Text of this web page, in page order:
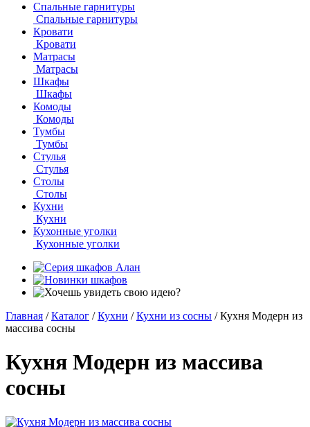
Спальные гарнитуры
Спальные гарнитуры
Кровати
Кровати
Матрасы
Матрасы
Шкафы
Шкафы
Комоды
Комоды
Тумбы
Тумбы
Стулья
Стулья
Столы
Столы
Кухни
Кухни
Кухонные уголки
Кухонные уголки
Главная / Каталог / Кухни / Кухни из сосны / Кухня Модерн из
массива сосны
Кухня Модерн из массива
сосны